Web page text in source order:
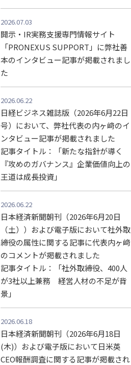
2026.07.03
開示・IR実務支援専門情報サイト
「PRONEXUS SUPPORT」に弊社善
本のインタビュー記事が掲載されまし
た
2026.06.22
日経ビジネス雑誌版（2026年6月22日
号）において、弊社代表の内ヶ﨑のイ
ンタビュー記事が掲載されました
記事タイトル：「新たな指針が導く
『攻めのガバナンス』企業価値向上の
王道は成長投資」
2026.06.22
日本経済新聞朝刊（2026年6月20日
（土））および電子版において社外取
締役の属性に関する記事に代表内ヶ﨑
のコメントが掲載されました
記事タイトル：「社外取締役、400⼈
が3社以上兼務 経営⼈材の不⾜が背
景」
2026.06.18
日本経済新聞朝刊（2026年6月18日
(木)）および電子版において日米英
CEO報酬調査に関する記事が掲載され